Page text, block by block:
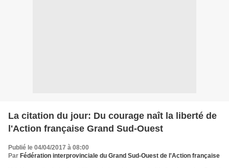
La citation du jour: Du courage naît la liberté de
l'Action française Grand Sud-Ouest
Publié le 04/04/2017 à 08:00
Par Fédération interprovinciale du Grand Sud-Ouest de l'Action française